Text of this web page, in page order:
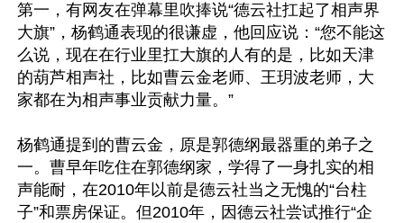
第一，有网友在弹幕里吹捧说“德云社扛起了相声界
大旗”，杨鹤通表现的很谦虚，他回应说：“您不能这
么说，现在在行业里扛大旗的人有的是，比如天津
的葫芦相声社，比如曹云金老师、王玥波老师，大
家都在为相声事业贡献力量。”
杨鹤通提到的曹云金，原是郭德纲最器重的弟子之
一。曹早年吃住在郭德纲家，学得了一身扎实的相
声能耐，在2010年以前是德云社当之无愧的“台柱
子”和票房保证。但2010年，因德云社尝试推行“企